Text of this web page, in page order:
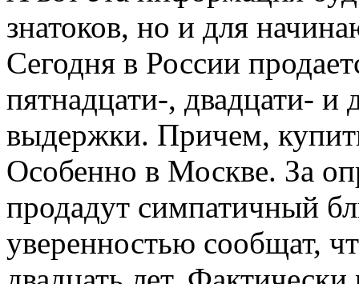
знатоков, но и для
Сегодня в России
пятнадцати-, двадцати- и
выдержки. Причем,
Особенно в Москве. За
продадут симпатичный
уверенностью сообщат,